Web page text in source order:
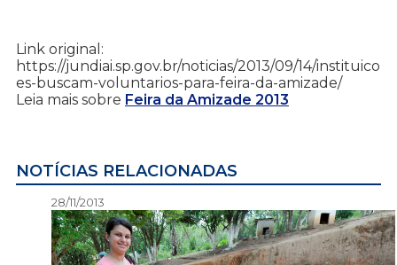
Link original:
https://jundiai.sp.gov.br/noticias/2013/09/14/instituico
es-buscam-voluntarios-para-feira-da-amizade/
Leia mais sobre Feira da Amizade 2013
NOTÍCIAS RELACIONADAS
28/11/2013